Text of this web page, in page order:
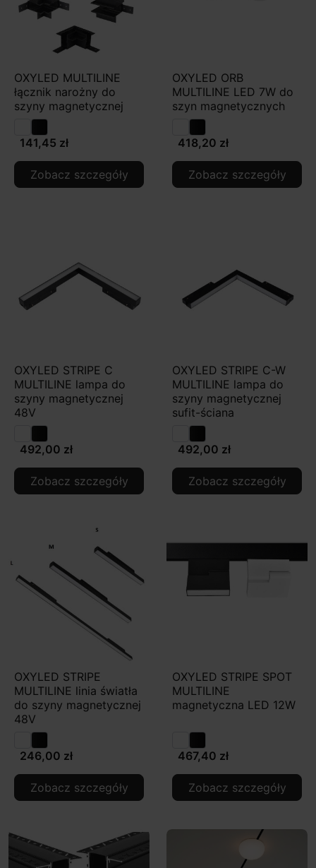
OXYLED MULTILINE
łącznik narożny do
szyny magnetycznej
141,45 zł
Zobacz szczegóły
OXYLED ORB
MULTILINE LED 7W do
szyn magnetycznych
418,20 zł
Zobacz szczegóły
OXYLED STRIPE C
MULTILINE lampa do
szyny magnetycznej
48V
492,00 zł
Zobacz szczegóły
OXYLED STRIPE C-W
MULTILINE lampa do
szyny magnetycznej
sufit-ściana
492,00 zł
Zobacz szczegóły
OXYLED STRIPE
MULTILINE linia światła
do szyny magnetycznej
48V
246,00 zł
Zobacz szczegóły
OXYLED STRIPE SPOT
MULTILINE
magnetyczna LED 12W
467,40 zł
Zobacz szczegóły